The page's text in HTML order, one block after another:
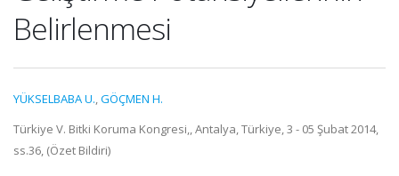
Belirlenmesi
YÜKSELBABA U.,GÖÇMEN H.
Türkiye V. Bitki Koruma Kongresi,, Antalya, Türkiye, 3 - 05 Şubat 2014,
ss.36, (Özet Bildiri)